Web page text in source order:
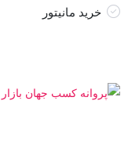
خرید مانیتور